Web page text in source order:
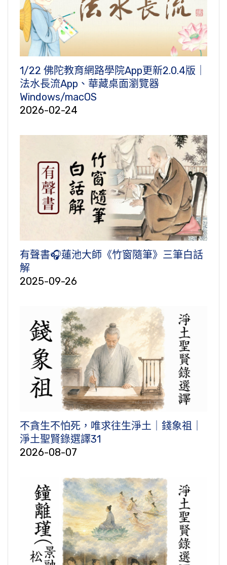
1/22 佛陀教育網路學院App更新2.0.4版｜
法水長流App、華藏桌面瀏覽器
Windows/macOS
2026-02-24
有聲書🎧蓮池大師《竹窗隨筆》三筆白話
解
2025-09-26
不貪生不怕死，唯求往生淨土｜錢象祖｜
淨土聖賢錄選譯31
2026-08-07